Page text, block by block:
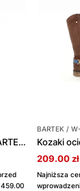
Kozaki ocieplane BARTEK T-973980/1LG, dla dziewcząt, brązowo-czarny
BARTEK /
209.00 zł
Najniższa